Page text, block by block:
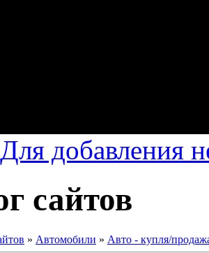
Для добавления
сайтов
» Автомобили » Авто - купля/